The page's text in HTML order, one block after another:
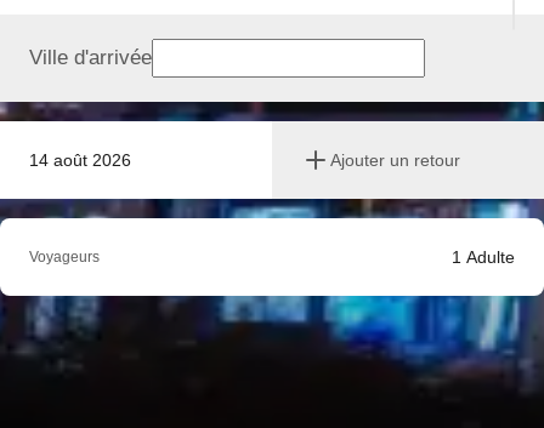
14 août 2026 Ajouter un retour
Ville d'arrivée
Voyageurs 1 Adulte